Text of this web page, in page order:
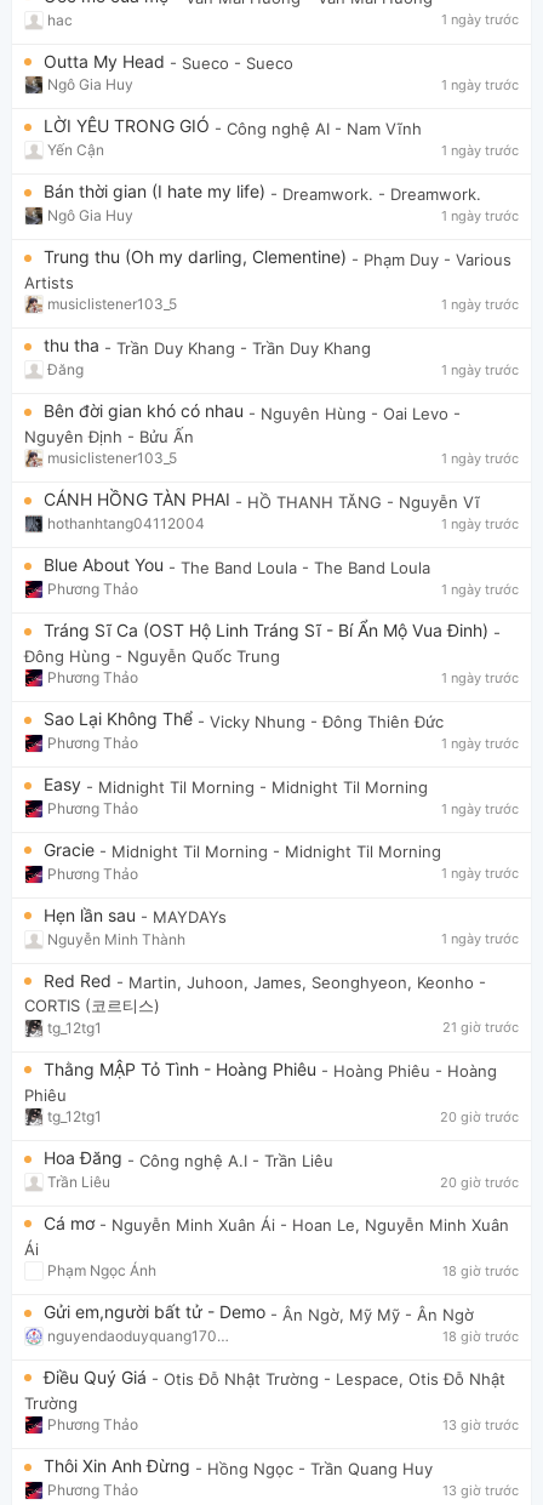
hac 1 ngày trước
Outta My Head - Sueco - Sueco
Ngô Gia Huy 1 ngày trước
LỜI YÊU TRONG GIÓ - Công nghệ AI - Nam Vĩnh
Yến Cận 1 ngày trước
Bán thời gian (I hate my life) - Dreamwork. - Dreamwork.
Ngô Gia Huy 1 ngày trước
Trung thu (Oh my darling, Clementine) - Phạm Duy - Various
Artists
musiclistener103_5 1 ngày trước
thu tha - Trần Duy Khang - Trần Duy Khang
Đăng 1 ngày trước
Bên đời gian khó có nhau - Nguyên Hùng - Oai Levo -
Nguyên Định - Bửu Ấn
musiclistener103_5 1 ngày trước
CÁNH HỒNG TÀN PHAI - HỒ THANH TĂNG - Nguyễn Vĩ
hothanhtang04112004 1 ngày trước
Blue About You - The Band Loula - The Band Loula
Phương Thảo 1 ngày trước
Tráng Sĩ Ca (OST Hộ Linh Tráng Sĩ - Bí Ẩn Mộ Vua Đinh) -
Đông Hùng - Nguyễn Quốc Trung
Phương Thảo 1 ngày trước
Sao Lại Không Thể - Vicky Nhung - Đông Thiên Đức
Phương Thảo 1 ngày trước
Easy - Midnight Til Morning - Midnight Til Morning
Phương Thảo 1 ngày trước
Gracie - Midnight Til Morning - Midnight Til Morning
Phương Thảo 1 ngày trước
Hẹn lần sau - MAYDAYs
Nguyễn Minh Thành 1 ngày trước
Red Red - Martin, Juhoon, James, Seonghyeon, Keonho -
CORTIS (코르티스)
tg_12tg1 21 giờ trước
Thằng MẬP Tỏ Tình - Hoàng Phiêu - Hoàng Phiêu - Hoàng
Phiêu
tg_12tg1 20 giờ trước
Hoa Đăng - Công nghệ A.I - Trần Liêu
Trần Liêu 20 giờ trước
Cá mơ - Nguyễn Minh Xuân Ái - Hoan Le, Nguyễn Minh Xuân
Ái
Phạm Ngọc Ánh 18 giờ trước
Gửi em,người bất tử - Demo - Ân Ngờ, Mỹ Mỹ - Ân Ngờ
nguyendaoduyquang17021 18 giờ trước
Điều Quý Giá - Otis Đỗ Nhật Trường - Lespace, Otis Đỗ Nhật
Trường
Phương Thảo 13 giờ trước
Thôi Xin Anh Đừng - Hồng Ngọc - Trần Quang Huy
Phương Thảo 13 giờ trước